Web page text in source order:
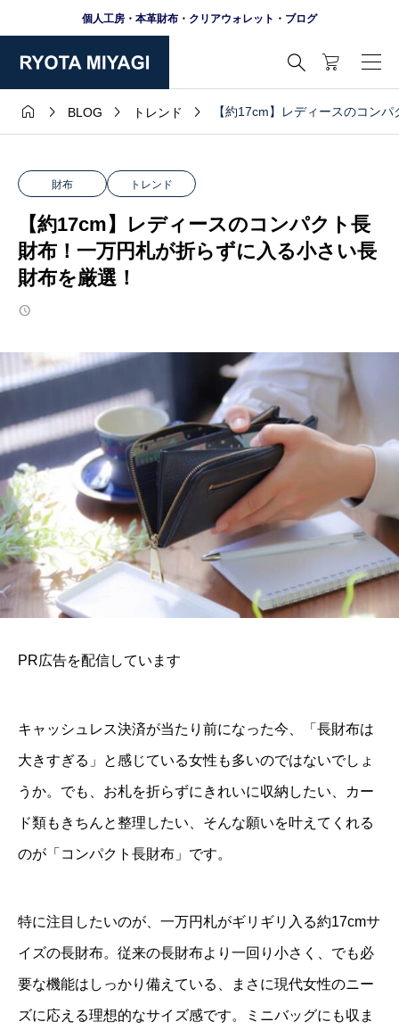
個人工房・本革財布・クリアウォレット・ブログ

  BLOG  トレンド  【約17cm】レディースのコン
財布 トレンド
【約17cm】レディースのコンパクト長
財布！一万円札が折らずに入る小さい長
財布を厳選！
PR広告を配信しています
キャッシュレス決済が当たり前になった今、「長財布は
大きすぎる」と感じている女性も多いのではないでしょ
うか。でも、お札を折らずにきれいに収納したい、カー
ド類もきちんと整理したい、そんな願いを叶えてくれる
のが「コンパクト長財布」です。
特に注目したいのが、一万円札がギリギリ入る約17cmサ
イズの長財布。従来の長財布より一回り小さく、でも必
要な機能はしっかり備えている、まさに現代女性のニー
ズに応える理想的なサイズ感です。ミニバッグにも収ま